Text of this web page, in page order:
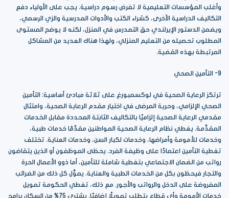
وأغلب المؤسسات التعليمية لا تفرض رسوم دراسية. يجب على الأولياء دفع
التكاليف الدراسية الأخرى، كشراء الكتب والأدوات المدرسية والزي الرسمي،
ويضمن الدستور الإيرلندي حق التمدرس في المنزل، لكنه لا يوضح المستوى
المطلوب تحصيله من التعليم المنزلي، ولهذا هناك العديد من المشاكل
المرتبطة بهذه القضية.
9- التأمين الصحي
ترتكز الرعاية الصحية في لوكسمبورغ على ثلاثة مبادئ أساسية: التأمين
الصحي الإلزامي، وحرية المرضى في اختيار مقدم الرعاية الصحية، وامتثال
مقدمي الرعاية الصحية إلزاميًا بالتكاليف الثابتة المحددة مقابل الخدمات
المقدَّمة. يغطي نظام الرعاية الصحية المواطنين مقدِّمًا خدمات طبية،
وخدمات للأمومة وأمراضها، وخدمات لكبار السن، وخدمات العناية. تختلف
تغطية التأمين اعتمادًا على وظيفة الفرد. يحظى الموظفون أو الذين يتقاضون
رواتب من الضمان الاجتماعي بتغطية شاملة للتأمين، أما ذوو الأعمال الحرة
والتجار فيحظون بكل من الخدمات الطبية والعناية. يموَّل كل ذلك من الضرائب
المفروضة على الدخل والرواتب والأجور. مع ذلك، تغطي الحكومة تمويل
خدمات الأمومة وأي قطاع يتطلب تمويلًا إضافيًا. يشتري 75% من السكان برامج